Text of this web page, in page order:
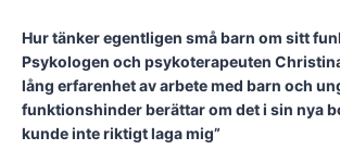
Hur tänker egentligen små barn om sitt
Psykologen och psykoterapeuten
lång erfarenhet av arbete med barn och
funktionshinder berättar om det i sin nya
kunde inte riktigt laga mig”